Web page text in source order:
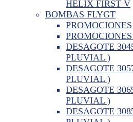
HELIX FIRST V
BOMBAS FLYGT
PROMOCIONES
DESAGOTE
PLUVIAL )
DESAGOTE
PLUVIAL )
DESAGOTE
PLUVIAL )
DESAGOTE